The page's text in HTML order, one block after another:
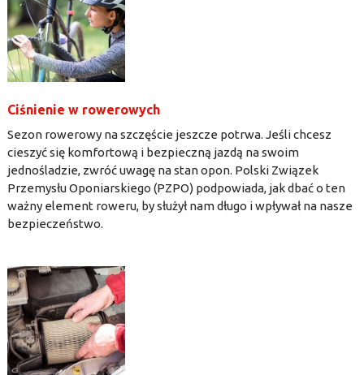
Ciśnienie w rowerowych
Sezon rowerowy na szczęście jeszcze potrwa. Jeśli chcesz
cieszyć się komfortową i bezpieczną jazdą na swoim
jednośladzie, zwróć uwagę na stan opon. Polski Związek
Przemysłu Oponiarskiego (PZPO) podpowiada, jak dbać o ten
ważny element roweru, by służył nam długo i wpływał na nasze
bezpieczeństwo.